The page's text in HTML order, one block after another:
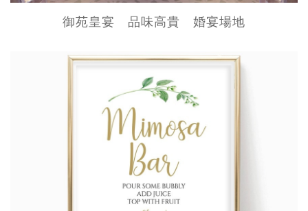
御苑皇宴 品味高貴 婚宴場地